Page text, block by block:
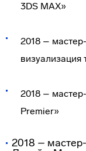
3DS MAX»
2018 –
визуализация
2018 –
Premier»
2018 –